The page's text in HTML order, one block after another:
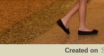
Created on